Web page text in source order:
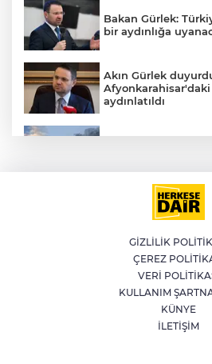
Bakan Gürlek:
bir aydınlığa
Akın Gürlek
aydınlatıldı
İran'dan
güçlere karşı
Kağıthane'de 104
ele geçirildi
GİZLİLİK
ÇEREZ
VERİ
KULLANIM
KÜNYE
İLETİŞİM